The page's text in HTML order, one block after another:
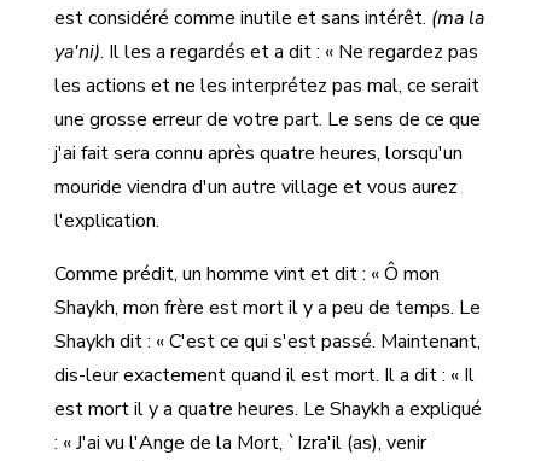
est considéré comme inutile et sans intérêt. (ma la
ya'ni). Il les a regardés et a dit : « Ne regardez pas
les actions et ne les interprétez pas mal, ce serait
une grosse erreur de votre part. Le sens de ce que
j'ai fait sera connu après quatre heures, lorsqu'un
mouride viendra d'un autre village et vous aurez
l'explication.
Comme prédit, un homme vint et dit : « Ô mon
Shaykh, mon frère est mort il y a peu de temps. Le
Shaykh dit : « C'est ce qui s'est passé. Maintenant,
dis-leur exactement quand il est mort. Il a dit : « Il
est mort il y a quatre heures. Le Shaykh a expliqué
: « J'ai vu l'Ange de la Mort, `Izra'il (as), venir